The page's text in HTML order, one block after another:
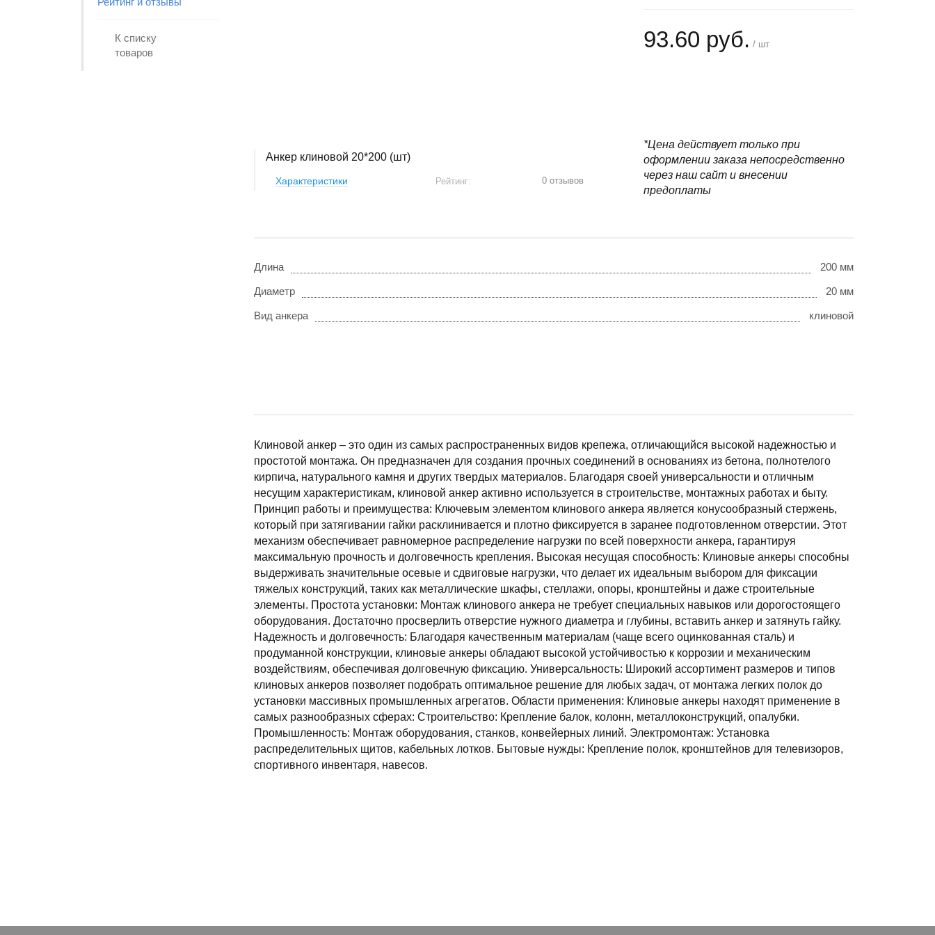
К списку
товаров
Анкер клиновой 20*200 (шт)
Характеристики Рейтинг: 0 отзывов
93.60 руб. / шт
*Цена действует только при
оформлении заказа непосредственно
через наш сайт и внесении
предоплаты
Длина 200 мм
Диаметр 20 мм
Вид анкера клиновой
Клиновой анкер – это один из самых распространенных видов крепежа, отличающийся высокой надежностью и
простотой монтажа. Он предназначен для создания прочных соединений в основаниях из бетона, полнотелого
кирпича, натурального камня и других твердых материалов. Благодаря своей универсальности и отличным
несущим характеристикам, клиновой анкер активно используется в строительстве, монтажных работах и быту.
Принцип работы и преимущества: Ключевым элементом клинового анкера является конусообразный стержень,
который при затягивании гайки расклинивается и плотно фиксируется в заранее подготовленном отверстии. Этот
механизм обеспечивает равномерное распределение нагрузки по всей поверхности анкера, гарантируя
максимальную прочность и долговечность крепления. Высокая несущая способность: Клиновые анкеры способны
выдерживать значительные осевые и сдвиговые нагрузки, что делает их идеальным выбором для фиксации
тяжелых конструкций, таких как металлические шкафы, стеллажи, опоры, кронштейны и даже строительные
элементы. Простота установки: Монтаж клинового анкера не требует специальных навыков или дорогостоящего
оборудования. Достаточно просверлить отверстие нужного диаметра и глубины, вставить анкер и затянуть гайку.
Надежность и долговечность: Благодаря качественным материалам (чаще всего оцинкованная сталь) и
продуманной конструкции, клиновые анкеры обладают высокой устойчивостью к коррозии и механическим
воздействиям, обеспечивая долговечную фиксацию. Универсальность: Широкий ассортимент размеров и типов
клиновых анкеров позволяет подобрать оптимальное решение для любых задач, от монтажа легких полок до
установки массивных промышленных агрегатов. Области применения: Клиновые анкеры находят применение в
самых разнообразных сферах: Строительство: Крепление балок, колонн, металлоконструкций, опалубки.
Промышленность: Монтаж оборудования, станков, конвейерных линий. Электромонтаж: Установка
распределительных щитов, кабельных лотков. Бытовые нужды: Крепление полок, кронштейнов для телевизоров,
спортивного инвентаря, навесов.